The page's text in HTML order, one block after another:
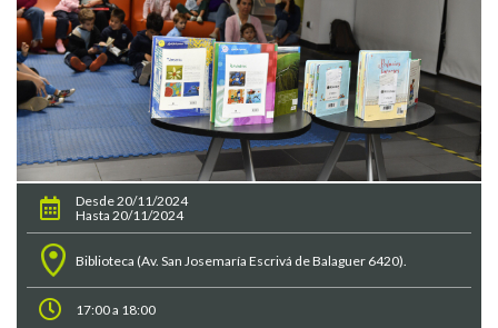
Desde 20/11/2024
Hasta 20/11/2024
Biblioteca (Av. San Josemaría Escrivá de Balaguer 6420).
17:00 a 18:00